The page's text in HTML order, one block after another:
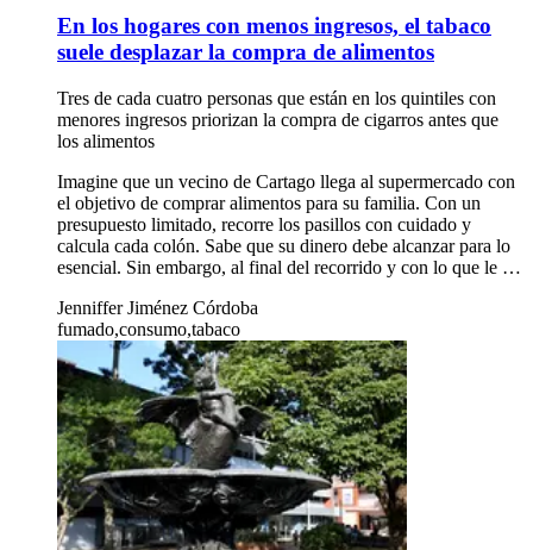
En los hogares con menos ingresos, el tabaco
suele desplazar la compra de alimentos
Tres de cada cuatro personas que están en los quintiles con
menores ingresos priorizan la compra de cigarros antes que
los alimentos
Imagine que un vecino de Cartago llega al supermercado con
el objetivo de comprar alimentos para su familia. Con un
presupuesto limitado, recorre los pasillos con cuidado y
calcula cada colón. Sabe que su dinero debe alcanzar para lo
esencial. Sin embargo, al final del recorrido y con lo que le …
Jenniffer Jiménez Córdoba
fumado,consumo,tabaco